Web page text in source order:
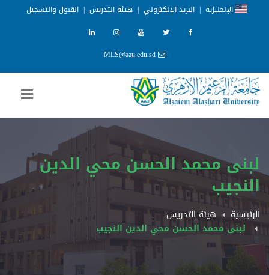
الإنجليزية | البريد الإلكتروني | هيئة التدريس | القبول والتسجيل
MLS@aau.edu.sd
لبنى محمد الحسن محي الدين
النجيب
الرئيسية
هيئة التدريس
لبنى محمد الحسن محي الدين النجيب